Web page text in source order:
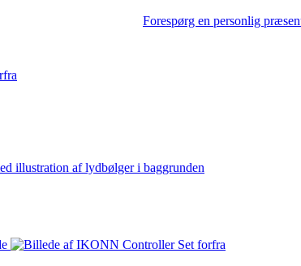
Forespørg en personlig